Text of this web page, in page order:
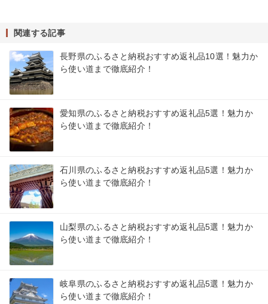
関連する記事
長野県のふるさと納税おすすめ返礼品10選！魅力か
ら使い道まで徹底紹介！
愛知県のふるさと納税おすすめ返礼品5選！魅力か
ら使い道まで徹底紹介！
石川県のふるさと納税おすすめ返礼品5選！魅力か
ら使い道まで徹底紹介！
山梨県のふるさと納税おすすめ返礼品5選！魅力か
ら使い道まで徹底紹介！
岐阜県のふるさと納税おすすめ返礼品5選！魅力か
ら使い道まで徹底紹介！